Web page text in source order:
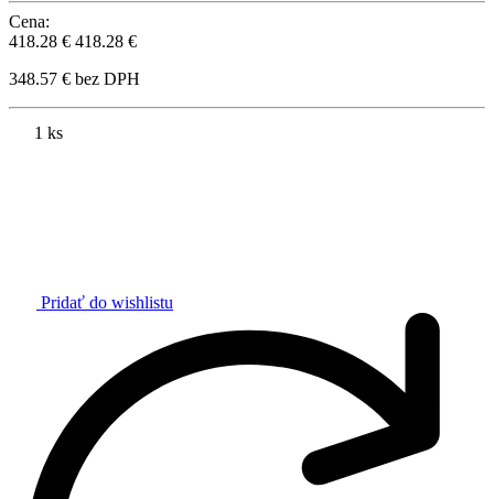
Cena:
418.28 € 418.28 €
348.57 € bez DPH
1 ks
Pridať do wishlistu